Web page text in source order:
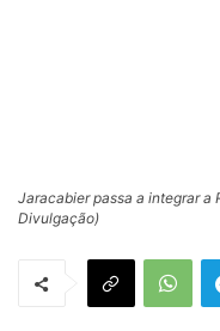
Jaracabier passa a integrar a
Divulgação)